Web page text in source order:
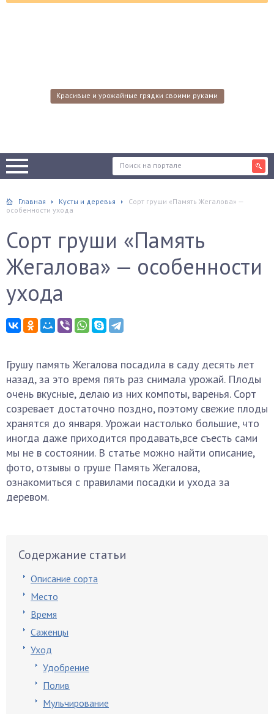
Красивые и урожайные грядки своими руками
Главная Кусты и деревья
Сорт груши «Память Жегалова» —
особенности ухода
Сорт груши «Память
Жегалова» — особенности
ухода
Грушу память Жегалова посадила в саду десять лет
назад, за это время пять раз снимала урожай. Плоды
очень вкусные, делаю из них компоты, варенья. Сорт
созревает достаточно поздно, поэтому свежие плоды
хранятся до января. Урожаи настолько большие, что
иногда даже приходится продавать,все съесть сами
мы не в состоянии. В статье можно найти описание,
фото, отзывы о груше Память Жегалова,
ознакомиться с правилами посадки и ухода за
деревом.
Содержание статьи
Описание сорта
Место
Время
Саженцы
Уход
Удобрение
Полив
Мульчирование